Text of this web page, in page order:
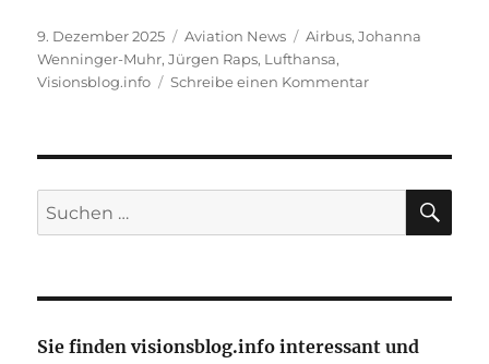
Veröffentlicht
am
9. Dezember 2025 Kategorien
Aviation News Schlagwörter
Airbus,Johanna
Wenninger-Muhr,Jürgen Raps, Lufthansa,
Visionsblog.info
Schreibe einen Kommentarzu
Lufthansa
Legende
Jürgen
Suche
nach:
Sie finden visionsblog.info interessant und